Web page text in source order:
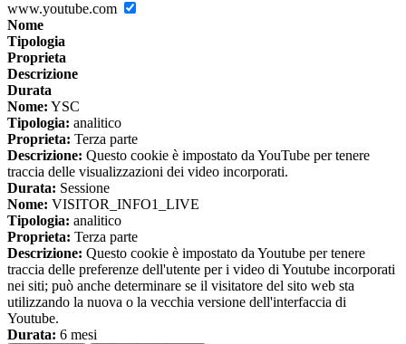
www.youtube.com
Nome
Tipologia
Proprieta
Descrizione
Durata
Nome: YSC
Tipologia: analitico
Proprieta: Terza parte
Descrizione: Questo cookie è impostato da YouTube per tenere
traccia delle visualizzazioni dei video incorporati.
Durata: Sessione
Nome: VISITOR_INFO1_LIVE
Tipologia: analitico
Proprieta: Terza parte
Descrizione: Questo cookie è impostato da Youtube per tenere
traccia delle preferenze dell'utente per i video di Youtube incorporati
nei siti; può anche determinare se il visitatore del sito web sta
utilizzando la nuova o la vecchia versione dell'interfaccia di
Youtube.
Durata: 6 mesi